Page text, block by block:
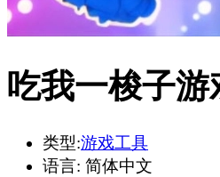
吃我一梭子游
类型:游戏工具
语言: 简体中文